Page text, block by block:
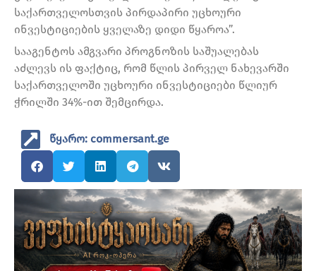
საქართველოსთვის პირდაპირი უცხოური
ინვესტიციების ყველაზე დიდი წყაროა”.
სააგენტოს ამგვარი პროგნოზის საშუალებას
აძლევს ის ფაქტიც, რომ წლის პირველ ნახევარში
საქართველოში უცხოური ინვესტიციები წლიურ
ჭრილში 34%-ით შემცირდა.
წყარო: commersant.ge